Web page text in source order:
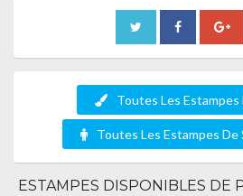
Toutes Les Estampes
Toutes Les Estampes De
ESTAMPES DISPONIBLES DE